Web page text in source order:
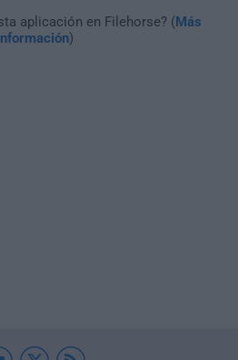
aplicación en Filehorse? (Más
)